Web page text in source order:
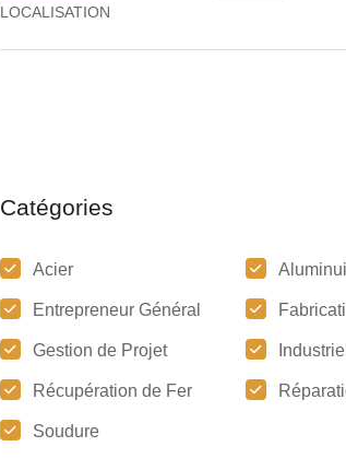
Catégories
Acier
Entrepreneur Général
Gestion de Projet Industriel
Récupération de Fer
Soudure